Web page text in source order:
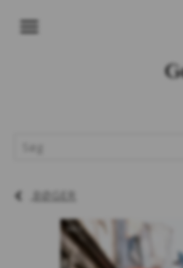
BØGER